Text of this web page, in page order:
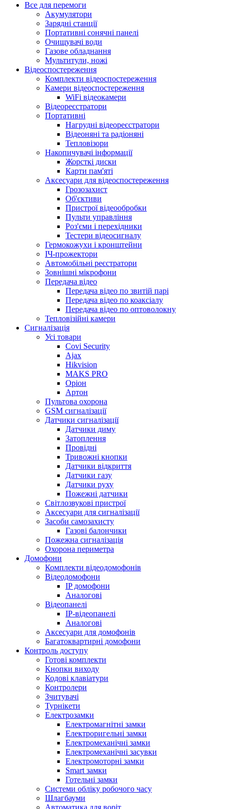
Все для перемоги
Акумулятори
Зарядні станції
Портативні сонячні панелі
Очищувачі води
Газове обладнання
Мультитули, ножі
Відеоспостереження
Комплекти відеоспостереження
Камери відеоспостереження
WiFi відеокамери
Відеореєстратори
Портативні
Нагрудні відеореєстратори
Відеоняні та радіоняні
Тепловізори
Накопичувачі інформації
Жорсткі диски
Карти пам'яті
Аксесуари для відеоспостереження
Грозозахист
Об'єктиви
Пристрої відеообробки
Пульти управління
Роз'єми і перехідники
Тестери відеосигналу
Гермокожухи і кронштейни
ІЧ-прожектори
Автомобільні реєстратори
Зовнішні мікрофони
Передача відео
Передача відео по звитій парі
Передача відео по коаксіалу
Передача відео по оптоволокну
Тепловізійні камери
Cигналізація
Усі товари
Covi Security
Ajax
Hikvision
MAKS PRO
Оріон
Артон
Пультова охорона
GSM сигналізації
Датчики сигналізації
Датчики диму
Затоплення
Провідні
Тривожні кнопки
Датчики відкриття
Датчики газу
Датчики руху
Пожежні датчики
Світлозвукові пристрої
Аксесуари для сигналізації
Засоби самозахисту
Газові балончики
Пожежна сигналізація
Охорона периметра
Домофони
Комплекти відеодомофонів
Відеодомофони
IP домофони
Аналогові
Відеопанелі
IP-відеопанелі
Аналогові
Аксесуари для домофонів
Багатоквартирні домофони
Контроль доступу
Готові комплекти
Кнопки виходу
Кодові клавіатури
Контролери
Зчитувачі
Турнікети
Електрозамки
Електромагнітні замки
Електроригельні замки
Електромеханічні замки
Електромеханічні засувки
Електромоторні замки
Smart замки
Готельні замки
Системи обліку робочого часу
Шлагбауми
Автоматика для воріт